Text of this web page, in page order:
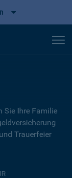
Sie Ihre Familie
Trauerfeier